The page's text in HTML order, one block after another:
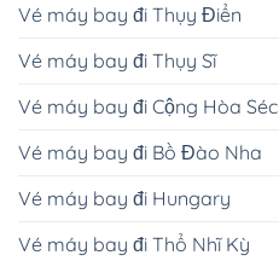
Vé máy bay đi Thụy Điển
Vé máy bay đi Thụy Sĩ
Vé máy bay đi Cộng Hòa Séc
Vé máy bay đi Bồ Đào Nha
Vé máy bay đi Hungary
Vé máy bay đi Thổ Nhĩ Kỳ